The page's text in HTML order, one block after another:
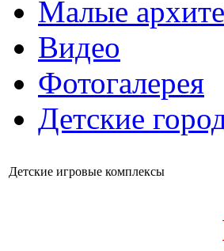
Малые
Видео
Фотогалерея
Детские
Детские игровые комплексы